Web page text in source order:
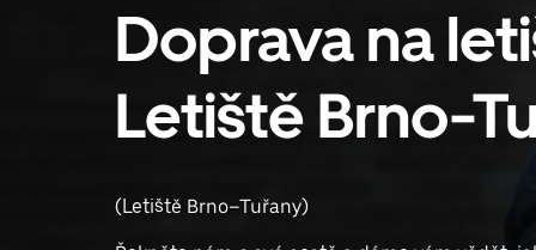
Doprava na
Letiště Brno-
(Letiště Brno–Tuřany)